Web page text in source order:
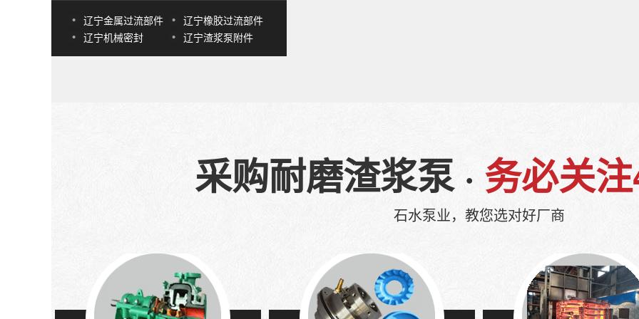
辽宁金属过流部件
辽宁橡胶过流部件
辽宁机械密封
辽宁渣浆泵附件
采购耐磨渣浆泵 · 务必关
石水泵业，教您选对好厂商